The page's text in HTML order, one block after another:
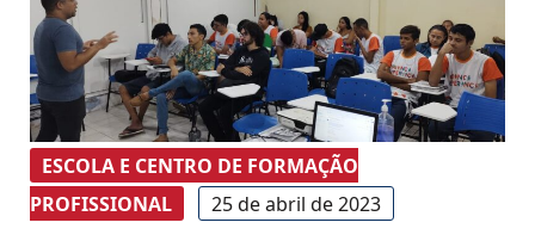
ESCOLA E CENTRO DE FORMAÇÃO
PROFISSIONAL
25 de abril de 2023